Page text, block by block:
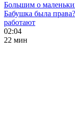
Большим о
Бабушка была
работают
02:04
22 мин